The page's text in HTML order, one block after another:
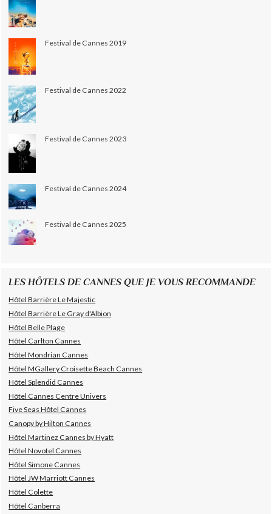
Festival de Cannes 2019
Festival de Cannes 2022
Festival de Cannes 2023
Festival de Cannes 2024
Festival de Cannes 2025
LES HÔTELS DE CANNES QUE JE VOUS RECOMMANDE
Hôtel Barrière Le Majestic
Hôtel Barrière Le Gray d'Albion
Hôtel Belle Plage
Hôtel Carlton Cannes
Hôtel Mondrian Cannes
Hôtel MGallery Croisette Beach Cannes
Hôtel Splendid Cannes
Hôtel Cannes Centre Univers
Five Seas Hôtel Cannes
Canopy by Hilton Cannes
Hôtel Martinez Cannes by Hyatt
Hôtel Novotel Cannes
Hôtel Simone Cannes
Hôtel JW Marriott Cannes
Hôtel Colette
Hôtel Canberra